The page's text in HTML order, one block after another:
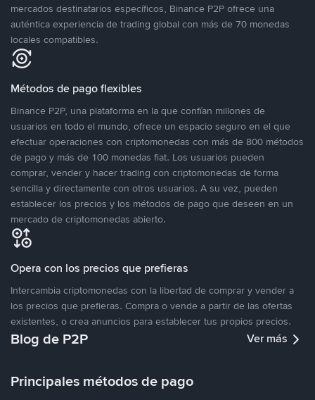
mercados destinatarios específicos, Binance P2P ofrece una
auténtica experiencia de trading global con más de 70 monedas
locales compatibles.
Métodos de pago flexibles
Binance P2P, una plataforma en la que confían millones de
usuarios en todo el mundo, ofrece un espacio seguro en el que
efectuar operaciones con criptomonedas con más de 800 métodos
de pago y más de 100 monedas fiat. Los usuarios pueden
comprar, vender y hacer trading con criptomonedas de forma
sencilla y directamente con otros usuarios. A su vez, pueden
establecer los precios y los métodos de pago que deseen en un
mercado de criptomonedas abierto.
Opera con los precios que prefieras
Intercambia criptomonedas con la libertad de comprar y vender a
los precios que prefieras. Compra o vende a partir de las ofertas
existentes, o crea anuncios para establecer tus propios precios.
Blog de P2P Ver más
Principales métodos de pago